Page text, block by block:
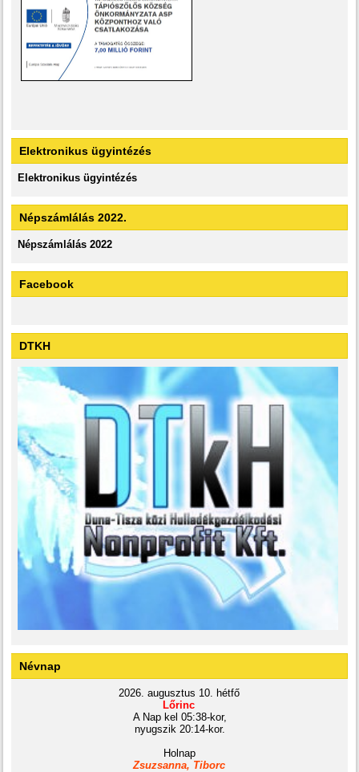
Elektronikus ügyintézés
Elektronikus ügyintézés
Népszámlálás 2022.
Népszámlálás 2022
Facebook
DTKH
Névnap
2026. augusztus 10. hétfő
Lőrinc
A Nap kel 05:38-kor,
nyugszik 20:14-kor.
Holnap
Zsuzsanna, Tiborc